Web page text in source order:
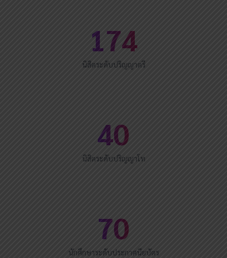
174
นิสิตระดับปริญญาตรี
40
นิสิตระดับปริญญาโท
70
นักศึกษาระดับประกาศนียบัตร